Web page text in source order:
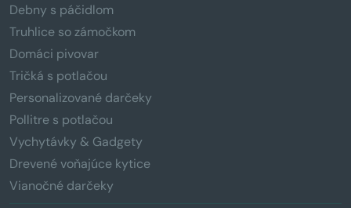
Debny s páčidlom
Truhlice so zámočkom
Domáci pivovar
Tričká s potlačou
Personalizované darčeky
Pollitre s potlačou
Vychytávky & Gadgety
Drevené voňajúce kytice
Vianočné darčeky